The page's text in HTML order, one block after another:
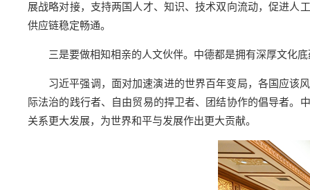
展战略对接，支持两国人才、知识、技术双向流动，促进人
供应链稳定畅通。
三是要做相知相亲的人文伙伴。中德都是拥有深厚文化
习近平强调，面对加速演进的世界百年变局，各国应该
际法治的践行者、自由贸易的捍卫者、团结协作的倡导者。
关系更大发展，为世界和平与发展作出更大贡献。